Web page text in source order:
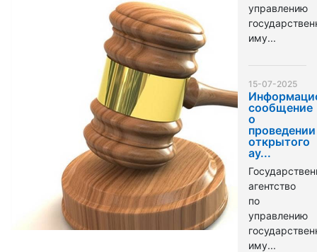
управлению
иму...
15-07-2025
сообщение
о
проведении
открытого
ау...
агентство
по
управлению
иму...